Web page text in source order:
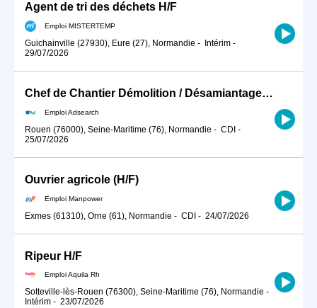
Agent de tri des déchets H/F
Emploi MISTERTEMP
Guichainville (27930), Eure (27), Normandie - Intérim -
29/07/2026
Chef de Chantier Démolition / Désamiantage (H/F)
Emploi Adsearch
Rouen (76000), Seine-Maritime (76), Normandie - CDI -
25/07/2026
Ouvrier agricole (H/F)
Emploi Manpower
Exmes (61310), Orne (61), Normandie - CDI - 24/07/2026
Ripeur H/F
Emploi Aquila Rh
Sotteville-lès-Rouen (76300), Seine-Maritime (76), Normandie -
Intérim - 23/07/2026